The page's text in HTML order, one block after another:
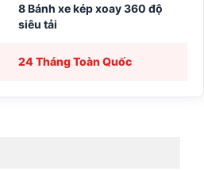
8 Bánh xe kép xoay 360 độ
siêu tải
24 Tháng Toàn Quốc